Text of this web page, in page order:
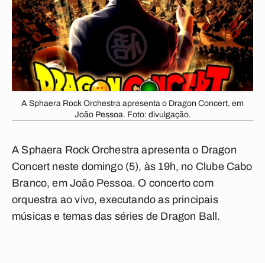
A Sphaera Rock Orchestra apresenta o Dragon Concert, em
João Pessoa. Foto: divulgação.
A Sphaera Rock Orchestra apresenta o Dragon
Concert neste domingo (5), às 19h, no Clube Cabo
Branco, em João Pessoa. O concerto com
orquestra ao vivo, executando as principais
músicas e temas das séries de Dragon Ball.